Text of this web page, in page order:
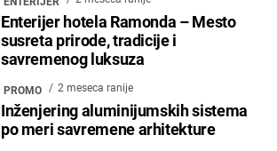
Enterijer hotela Ramonda – Mesto
susreta prirode, tradicije i
savremenog luksuza
PROMO 2 meseca ranije
Inženjering aluminijumskih sistema
po meri savremene arhitekture